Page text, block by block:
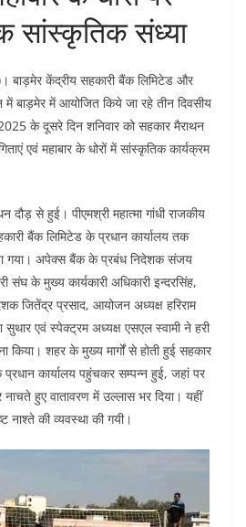
सांस्कृतिक संध्या
बाड़मेर केंद्रीय सहकारी बैंक लिमिटेड और
बाड़मेर में आयोजित किये जा रहे तीन दिवसीय
के दूसरे दिन शनिवार को सहकार मैराथन
एवं महाबार के धोरों में सांस्कृतिक कार्यक्रम
से हुई। पीएमश्री महात्मा गांधी राजकीय
बैंक लिमिटेड के प्रधान कार्यालय तक
गया। अपेक्स बैंक के प्रबंध निदेशक संजय
संघ के मुख्य कार्यकारी अधिकारी इन्दरसिंह,
जितेंद्र प्रसाद, आयोजन अध्यक्ष हरिराम
सुथार एवं स्पेक्ट्रम अध्यक्ष एसएल स्वामी ने हरी
किया। शहर के मुख्य मार्गों से होती हुई सहकार
प्रधान कार्यालय पहुंचकर सम्पन्न हुई, जहां पर
नाचते हुए वातावरण में उल्लास भर दिया। यहीं
नाश्ते की व्यवस्था की गयी।